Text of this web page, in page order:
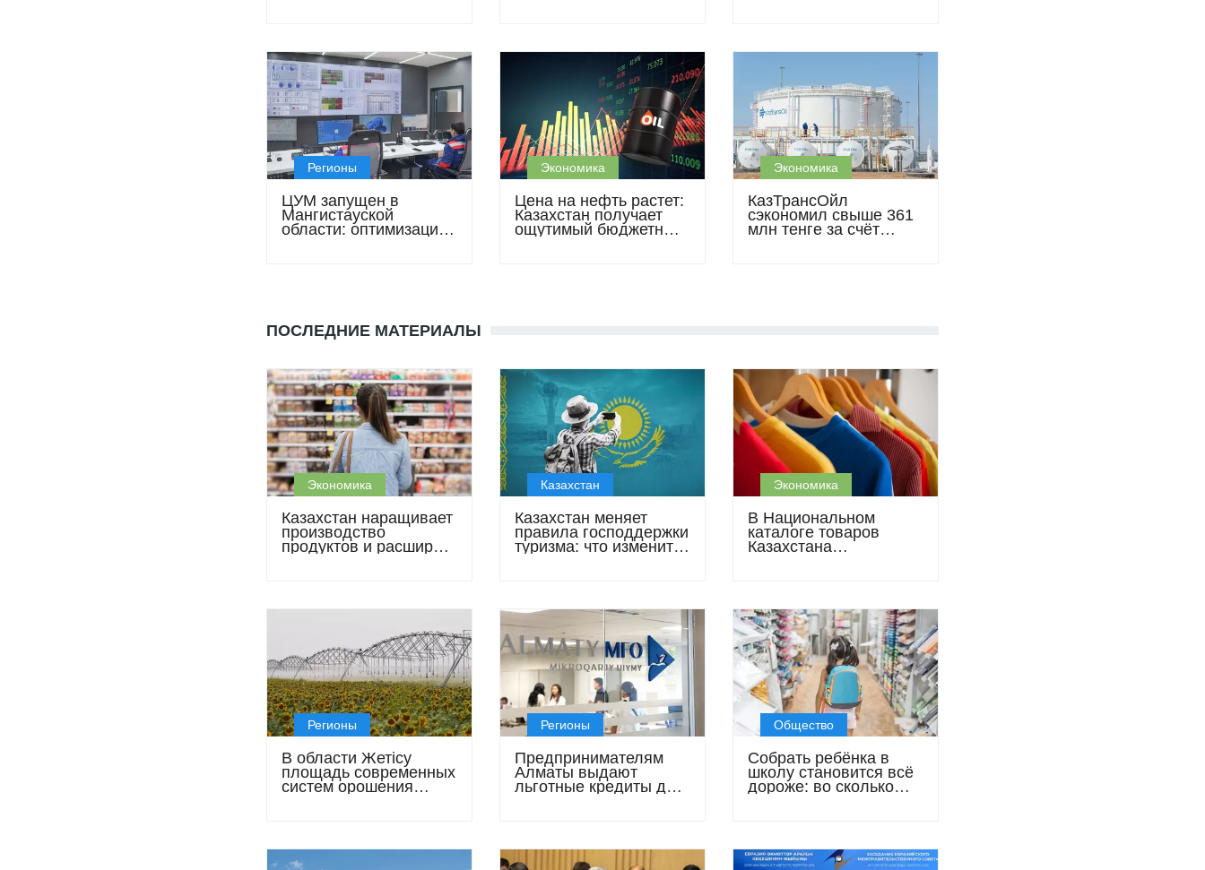
Регионы
ЦУМ запущен в
Мангистауской
области: оптимизация
Экономика
Цена на нефть растет:
Казахстан получает
ощутимый бюджетный
Экономика
КазТрансОйл
сэкономил свыше 361
млн тенге за счёт
ПОСЛЕДНИЕ МАТЕРИАЛЫ
Экономика
Казахстан наращивает
производство
продуктов и расширяет
Казахстан
Казахстан меняет
правила господдержки
туризма: что изменится
Экономика
В Национальном
каталоге товаров
Казахстана
Регионы
В области Жетісу
площадь современных
систем орошения
Регионы
Предпринимателям
Алматы выдают
льготные кредиты до
Общество
Собрать ребёнка в
школу становится всё
дороже: во сколько